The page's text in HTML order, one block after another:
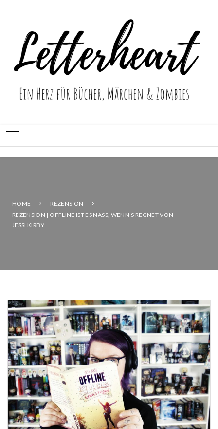
HOME
REZENSION
REZENSION | OFFLINE IST ES NASS, WENN’S REGNET VON
JESSI KIRBY